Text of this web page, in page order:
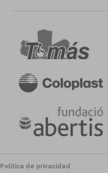
Política de privacidad